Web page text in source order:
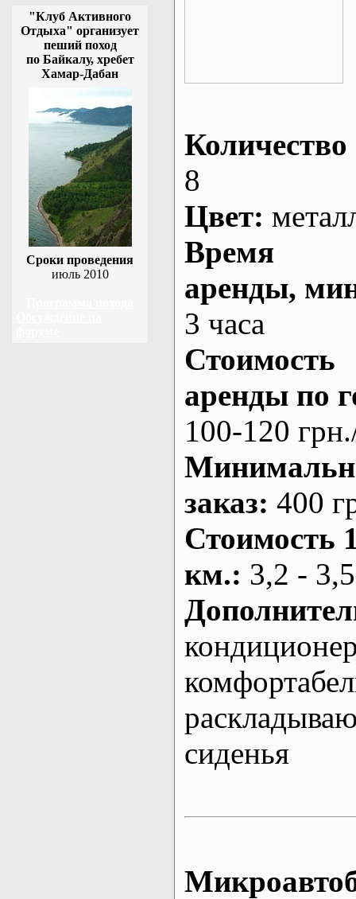
"Клуб Активного
Отдыха" организует
пеший поход
по Байкалу, хребет
Хамар-Дабан
Сроки проведения
июль 2010
Количество
8
Цвет:
Время
аренды,
3 часа
Стоимость
аренды по
100-120
заказ: 400
Стоимость
км.: 3,2 -
сиденья